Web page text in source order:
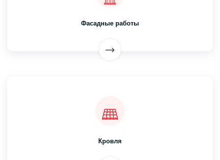
Фасадные работы
Кровля